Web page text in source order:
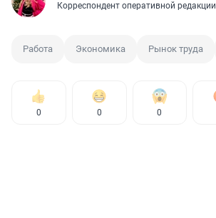
Корреспондент оперативной редакции
Работа Экономика Рынок труда
0 0 0